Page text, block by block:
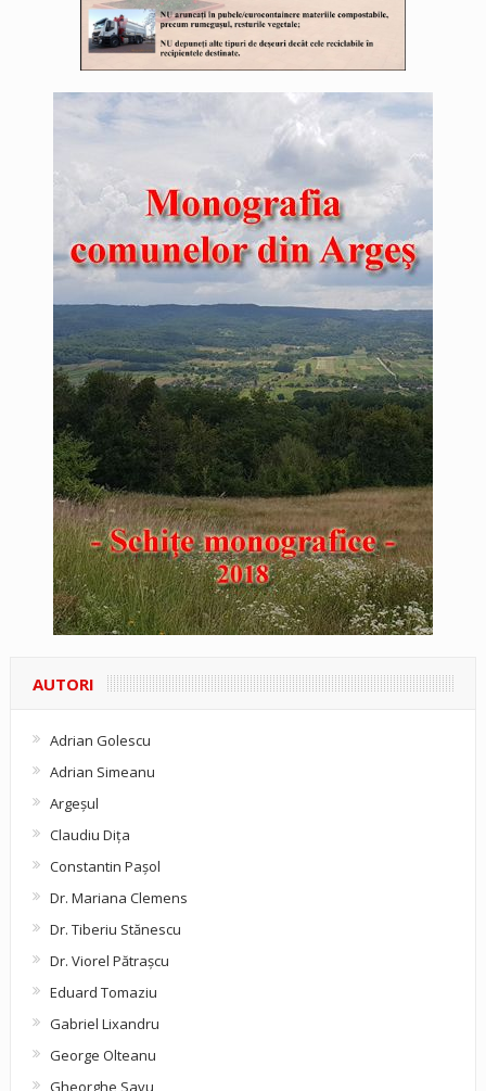
AUTORI
Adrian Golescu
Adrian Simeanu
Argeşul
Claudiu Diţa
Constantin Pașol
Dr. Mariana Clemens
Dr. Tiberiu Stănescu
Dr. Viorel Pătraşcu
Eduard Tomaziu
Gabriel Lixandru
George Olteanu
Gheorghe Savu